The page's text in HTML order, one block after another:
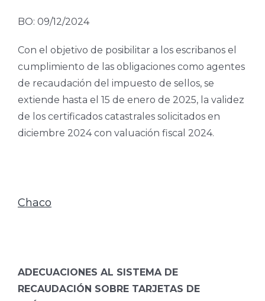
BO: 09/12/2024
Con el objetivo de posibilitar a los escribanos el
cumplimiento de las obligaciones como agentes
de recaudación del impuesto de sellos, se
extiende hasta el 15 de enero de 2025, la validez
de los certificados catastrales solicitados en
diciembre 2024 con valuación fiscal 2024.
Chaco
ADECUACIONES AL SISTEMA DE
RECAUDACIÓN SOBRE TARJETAS DE